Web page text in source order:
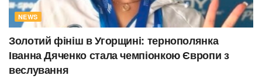
NEWS
Золотий фініш в Угорщині: тернополянка
Іванна Дяченко стала чемпіонкою Європи з
веслування